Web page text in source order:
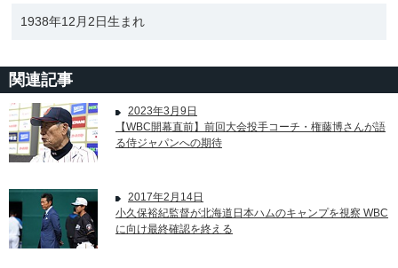
1938年12月2日生まれ
関連記事
2023年3月9日
【WBC開幕直前】前回大会投手コーチ・権藤博さんが語
る侍ジャパンへの期待
2017年2月14日
小久保裕紀監督が北海道日本ハムのキャンプを視察 WBC
に向け最終確認を終える